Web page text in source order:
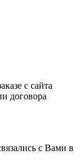
с сайта
договора
с Вами в